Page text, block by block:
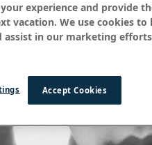
experience and provide
vacation. We use cookies to
in our marketing
Accept Cookies